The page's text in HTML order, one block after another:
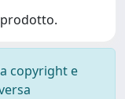
copyright e